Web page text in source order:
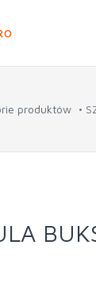
produktów